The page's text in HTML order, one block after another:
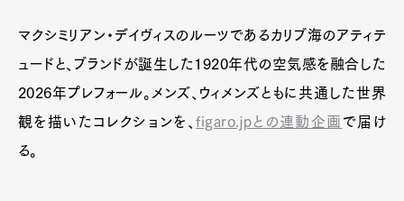
マクシミリアン・デイヴィスのルーツであるカリブ海のアティテ
ュードと、ブランドが誕生した1920年代の空気感を融合した
2026年プレフォール。メンズ、ウィメンズともに共通した世界
観を描いたコレクションを、figaro.jpとの連動企画 で届け
る。